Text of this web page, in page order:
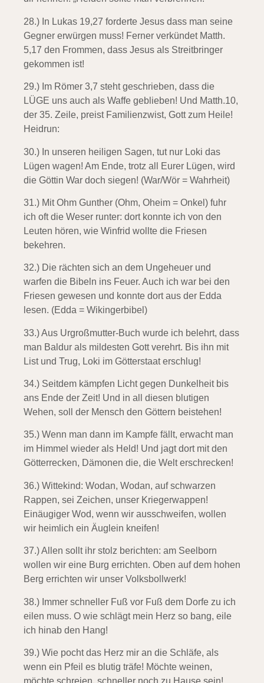
28.) In Lukas 19,27 forderte Jesus dass man seine
Gegner erwürgen muss! Ferner verkündet Matth.
5,17 den Frommen, dass Jesus als Streitbringer
gekommen ist!
29.) Im Römer 3,7 steht geschrieben, dass die
LÜGE uns auch als Waffe geblieben! Und Matth.10,
der 35. Zeile, preist Familienzwist, Gott zum Heile!
Heidrun:
30.) In unseren heiligen Sagen, tut nur Loki das
Lügen wagen! Am Ende, trotz all Eurer Lügen, wird
die Göttin War doch siegen! (War/Wör = Wahrheit)
31.) Mit Ohm Gunther (Ohm, Oheim = Onkel) fuhr
ich oft die Weser runter: dort konnte ich von den
Leuten hören, wie Winfrid wollte die Friesen
bekehren.
32.) Die rächten sich an dem Ungeheuer und
warfen die Bibeln ins Feuer. Auch ich war bei den
Friesen gewesen und konnte dort aus der Edda
lesen. (Edda = Wikingerbibel)
33.) Aus Urgroßmutter-Buch wurde ich belehrt, dass
man Baldur als mildesten Gott verehrt. Bis ihn mit
List und Trug, Loki im Götterstaat erschlug!
34.) Seitdem kämpfen Licht gegen Dunkelheit bis
ans Ende der Zeit! Und in all diesen blutigen
Wehen, soll der Mensch den Göttern beistehen!
35.) Wenn man dann im Kampfe fällt, erwacht man
im Himmel wieder als Held! Und jagt dort mit den
Götterrecken, Dämonen die, die Welt erschrecken!
36.) Wittekind: Wodan, Wodan, auf schwarzen
Rappen, sei Zeichen, unser Kriegerwappen!
Einäugiger Wod, wenn wir ausschweifen, wollen
wir heimlich ein Äuglein kneifen!
37.) Allen sollt ihr stolz berichten: am Seelborn
wollen wir eine Burg errichten. Oben auf dem hohen
Berg errichten wir unser Volksbollwerk!
38.) Immer schneller Fuß vor Fuß dem Dorfe zu ich
eilen muss. O wie schlägt mein Herz so bang, eile
ich hinab den Hang!
39.) Wie pocht das Herz mir an die Schläfe, als
wenn ein Pfeil es blutig träfe! Möchte weinen,
möchte schreien, schneller noch zu Hause sein!